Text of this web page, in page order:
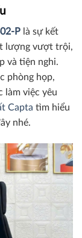
P là sự kết
lượng vượt trội,
và tiện nghi.
phòng họp,
làm việc yêu
Capta tìm hiểu
nhé.